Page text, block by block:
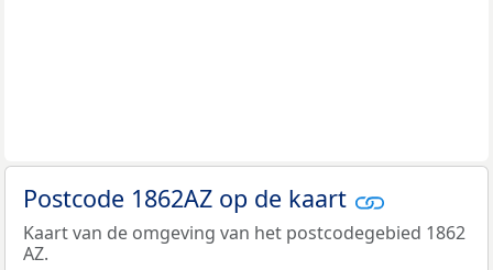
Postcode 1862AZ op de kaart
Kaart van de omgeving van het postcodegebied 1862
AZ.